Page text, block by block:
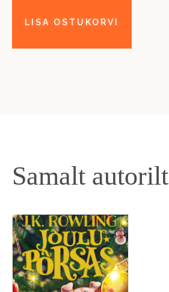
Samalt autorilt